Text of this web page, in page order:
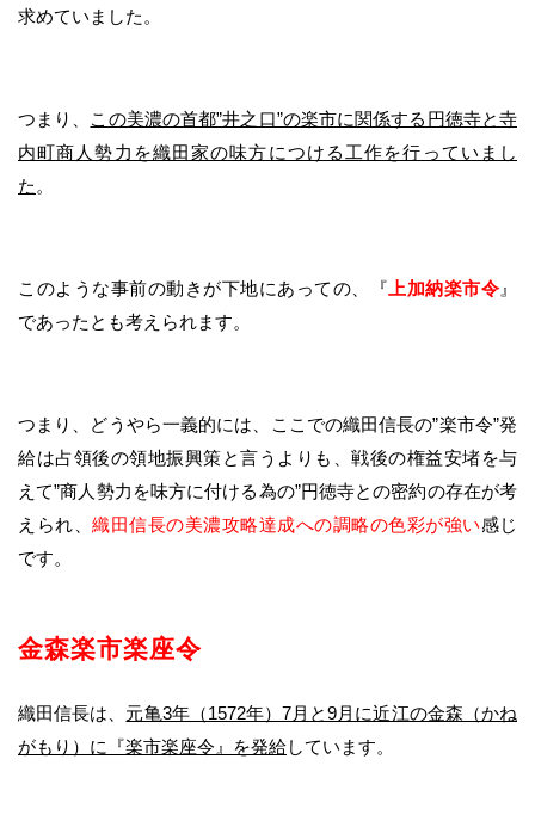
求めていました。
つまり、 この美濃の首都”井之口”の楽市に関係する円徳寺と寺
内町商人勢力を織田家の味方につける工作を行っていまし
た 。
このような事前の動きが下地にあっての、『 上加納楽市令 』
であったとも考えられます。
つまり、どうやら一義的には、ここでの織田信長の”楽市令”発
給は占領後の領地振興策と言うよりも、戦後の権益安堵を与
えて”商人勢力を味方に付ける為の”円徳寺との密約の存在が考
えられ、 織田信長の美濃攻略達成への調略の色彩が強い感じ
です。
金森楽市楽座令
織田信長は、 元亀3年（1572年）7月と9月に近江の金森（かね
がもり）に『楽市楽座令』を発給しています。